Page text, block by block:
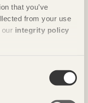
that you’ve
from your use
our integrity policy